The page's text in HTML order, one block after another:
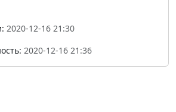
2020-12-16 21:30
2020-12-16 21:36